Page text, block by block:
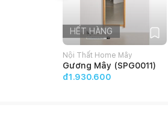
HẾT HÀNG
Nội Thất Home Mây
Gương Mây (SPG0011)
đ1.930.600